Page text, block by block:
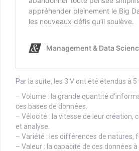
Par la suite, les 3 V ont été étendus à 5
– Volume : la grande quantité
ces bases de données.
– Vélocité : la vitesse de leur création,
et analyse.
– Variété : les différences de natures,
– Valeur : la capacité de ces données